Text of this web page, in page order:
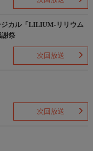
カル「LILIUM-リリウム
謝祭
次回放送
次回放送